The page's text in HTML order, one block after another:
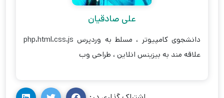
علی صادقیان
دانشجوی کامپیوتر ، مسلط به وردپرس php،html،css،js
علاقه مند به بیزینس انلاین ، طراحی وب